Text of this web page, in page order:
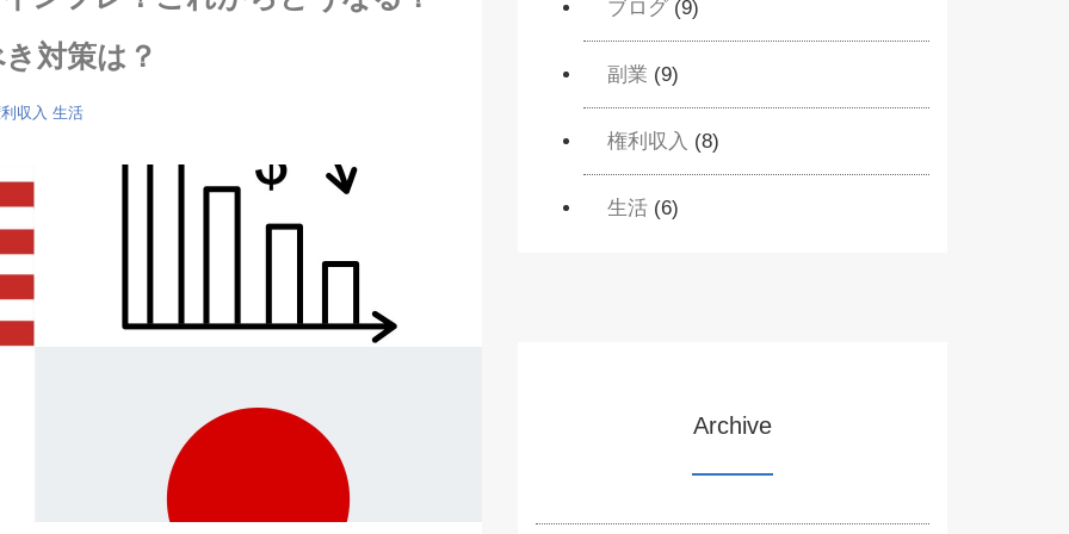
対策は？
収入 生活
ブログ (9)
副業 (9)
権利収入 (8)
生活 (6)
Archive